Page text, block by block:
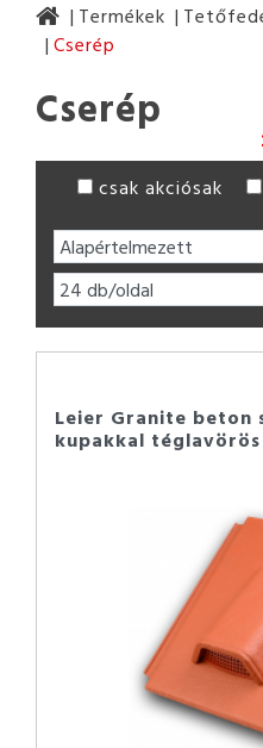
Termékek
Cserép
Cserép
csak akciósak
Leier Granite beton
kupakkal téglavörös